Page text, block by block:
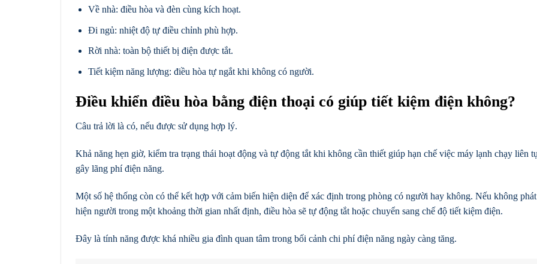
Về nhà: điều hòa và đèn cùng kích hoạt.
Đi ngủ: nhiệt độ tự điều chỉnh phù hợp.
Rời nhà: toàn bộ thiết bị điện được tắt.
Tiết kiệm năng lượng: điều hòa tự ngắt khi không có người.
Điều khiển điều hòa bằng điện thoại có giúp tiết kiệm điện không?
Câu trả lời là có, nếu được sử dụng hợp lý.
Khả năng hẹn giờ, kiểm tra trạng thái hoạt động và tự động tắt khi không cần thiết giúp hạn chế việc máy lạnh chạy liên
gây lãng phí điện năng.
Một số hệ thống còn có thể kết hợp với cảm biến hiện diện để xác định trong phòng có người hay không. Nếu không phát
hiện người trong một khoảng thời gian nhất định, điều hòa sẽ tự động tắt hoặc chuyển sang chế độ tiết kiệm điện.
Đây là tính năng được khá nhiều gia đình quan tâm trong bối cảnh chi phí điện năng ngày càng tăng.